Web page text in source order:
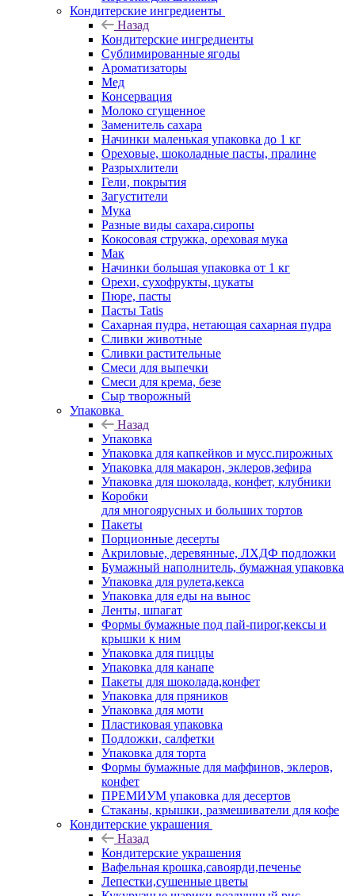
Кондитерские ингредиенты
Назад
Кондитерские ингредиенты
Сублимированные ягоды
Ароматизаторы
Мед
Консервация
Молоко сгущенное
Заменитель сахара
Начинки маленькая упаковка до 1 кг
Ореховые, шоколадные пасты, пралине
Разрыхлители
Гели, покрытия
Загустители
Мука
Разные виды сахара,сиропы
Кокосовая стружка, ореховая мука
Мак
Начинки большая упаковка от 1 кг
Орехи, сухофрукты, цукаты
Пюре, пасты
Пасты Tatis
Сахарная пудра, нетающая сахарная пудра
Сливки животные
Сливки растительные
Смеси для выпечки
Смеси для крема, безе
Сыр творожный
Упаковка
Назад
Упаковка
Упаковка для капкейков и мусс.пирожных
Упаковка для макарон, эклеров,зефира
Упаковка для шоколада, конфет, клубники
Коробки
для многоярусных и больших тортов
Пакеты
Порционные десерты
Акриловые, деревянные, ЛХДФ подложки
Бумажный наполнитель, бумажная упаковка
Упаковка для рулета,кекса
Упаковка для еды на вынос
Ленты, шпагат
Формы бумажные под пай-пирог,кексы и
крышки к ним
Упаковка для пиццы
Упаковка для канапе
Пакеты для шоколада,конфет
Упаковка для пряников
Упаковка для моти
Пластиковая упаковка
Подложки, салфетки
Упаковка для торта
Формы бумажные для маффинов, эклеров,
конфет
ПРЕМИУМ упаковка для десертов
Стаканы, крышки, размешиватели для кофе
Кондитерские украшения
Назад
Кондитерские украшения
Вафельная крошка,савоярди,печенье
Лепестки,сушенные цветы